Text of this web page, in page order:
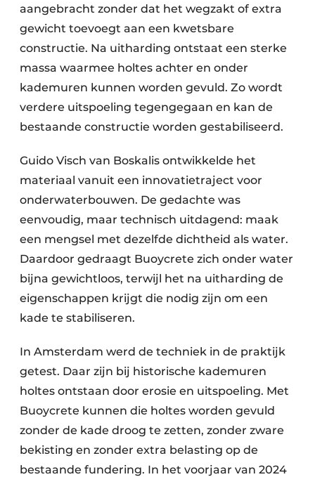
aangebracht zonder dat het wegzakt of extra
gewicht toevoegt aan een kwetsbare
constructie. Na uitharding ontstaat een sterke
massa waarmee holtes achter en onder
kademuren kunnen worden gevuld. Zo wordt
verdere uitspoeling tegengegaan en kan de
bestaande constructie worden gestabiliseerd.
Guido Visch van Boskalis ontwikkelde het
materiaal vanuit een innovatietraject voor
onderwaterbouwen. De gedachte was
eenvoudig, maar technisch uitdagend: maak
een mengsel met dezelfde dichtheid als water.
Daardoor gedraagt Buoycrete zich onder water
bijna gewichtloos, terwijl het na uitharding de
eigenschappen krijgt die nodig zijn om een
kade te stabiliseren.
In Amsterdam werd de techniek in de praktijk
getest. Daar zijn bij historische kademuren
holtes ontstaan door erosie en uitspoeling. Met
Buoycrete kunnen die holtes worden gevuld
zonder de kade droog te zetten, zonder zware
bekisting en zonder extra belasting op de
bestaande fundering. In het voorjaar van 2024